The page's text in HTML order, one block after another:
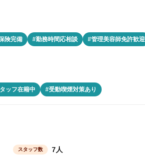
険完備 #勤務時間応相談 #管理美容師免許歓迎
ッフ在籍中 #受動喫煙対策あり
スタッフ数 7人